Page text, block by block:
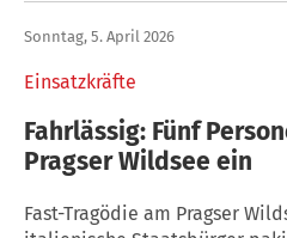
Einsatzkräfte
Sonntag, 5. April 2026
Fahrlässig: Fünf
Pragser Wildsee ein
Fast-Tragödie am Pragser